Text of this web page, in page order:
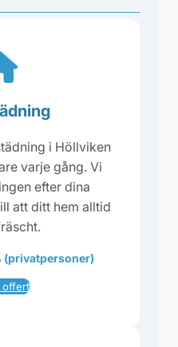
i Höllviken
varje gång. Vi
efter dina
att ditt hem alltid
(privatpersoner)
offert